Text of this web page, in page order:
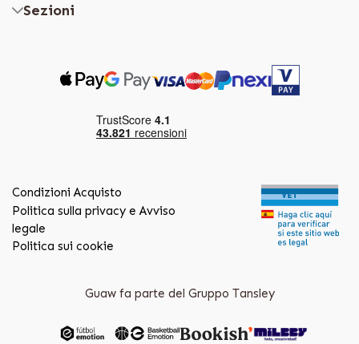
Sezioni
Condizioni Acquisto
Politica sulla privacy e Avviso
legale
Politica sui cookie
Guaw fa parte del Gruppo Tansley